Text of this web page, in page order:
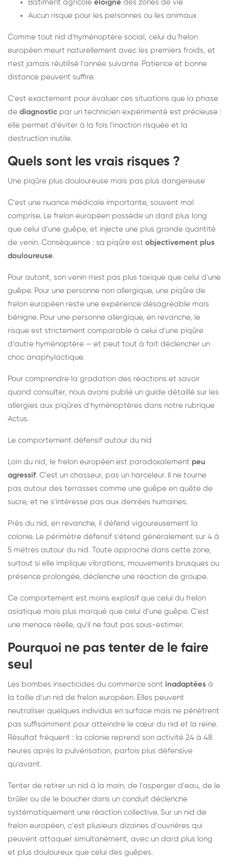
Bâtiment agricole éloigné des zones de vie
Aucun risque pour les personnes ou les animaux
Comme tout nid d'hyménoptère social, celui du frelon
européen meurt naturellement avec les premiers froids, et
n'est jamais réutilisé l'année suivante. Patience et bonne
distance peuvent suffire.
C'est exactement pour évaluer ces situations que la phase
de diagnostic par un technicien expérimenté est précieuse :
elle permet d'éviter à la fois l'inaction risquée et la
destruction inutile.
Quels sont les vrais risques ?
Une piqûre plus douloureuse mais pas plus dangereuse
C'est une nuance médicale importante, souvent mal
comprise. Le frelon européen possède un dard plus long
que celui d'une guêpe, et injecte une plus grande quantité
de venin. Conséquence : sa piqûre est objectivement plus
douloureuse.
Pour autant, son venin n'est pas plus toxique que celui d'une
guêpe. Pour une personne non allergique, une piqûre de
frelon européen reste une expérience désagréable mais
bénigne. Pour une personne allergique, en revanche, le
risque est strictement comparable à celui d'une piqûre
d'autre hyménoptère — et peut tout à fait déclencher un
choc anaphylactique.
Pour comprendre la gradation des réactions et savoir
quand consulter, nous avons publié un guide détaillé sur les
allergies aux piqûres d'hyménoptères dans notre rubrique
Actus.
Le comportement défensif autour du nid
Loin du nid, le frelon européen est paradoxalement peu
agressif. C'est un chasseur, pas un harceleur. Il ne tourne
pas autour des terrasses comme une guêpe en quête de
sucre, et ne s'intéresse pas aux denrées humaines.
Près du nid, en revanche, il défend vigoureusement la
colonie. Le périmètre défensif s'étend généralement sur 4 à
5 mètres autour du nid. Toute approche dans cette zone,
surtout si elle implique vibrations, mouvements brusques ou
présence prolongée, déclenche une réaction de groupe.
Ce comportement est moins explosif que celui du frelon
asiatique mais plus marqué que celui d'une guêpe. C'est
une menace réelle, qu'il ne faut pas sous-estimer.
Pourquoi ne pas tenter de le faire
seul
Les bombes insecticides du commerce sont inadaptées à
la taille d'un nid de frelon européen. Elles peuvent
neutraliser quelques individus en surface mais ne pénètrent
pas suffisamment pour atteindre le cœur du nid et la reine.
Résultat fréquent : la colonie reprend son activité 24 à 48
heures après la pulvérisation, parfois plus défensive
qu'avant.
Tenter de retirer un nid à la main, de l'asperger d'eau, de le
brûler ou de le boucher dans un conduit déclenche
systématiquement une réaction collective. Sur un nid de
frelon européen, c'est plusieurs dizaines d'ouvrières qui
peuvent attaquer simultanément, avec un dard plus long
et plus douloureux que celui des guêpes.